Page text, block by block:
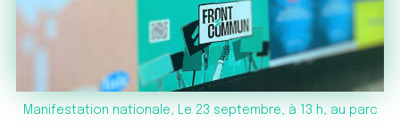
Manifestation nationale, Le 23 septembre, à 13 h, au parc